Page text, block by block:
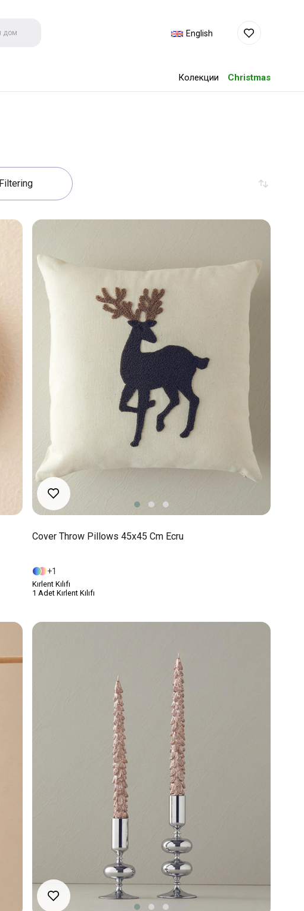
English
Колекции Christmas
Filtering
Cover Throw Pillows 45x45 Cm Ecru
1
Kırlent Kılıfı
1 Adet Kırlent Kılıfı